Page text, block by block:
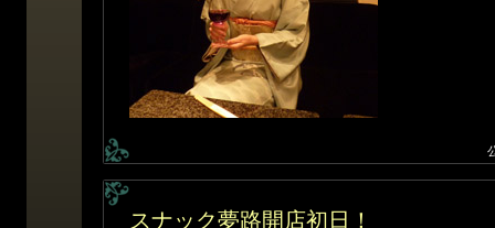
スナック夢路開店初日！